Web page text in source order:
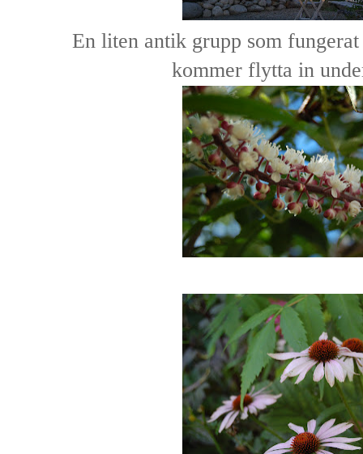
En liten antik grupp som
kommer flytta in